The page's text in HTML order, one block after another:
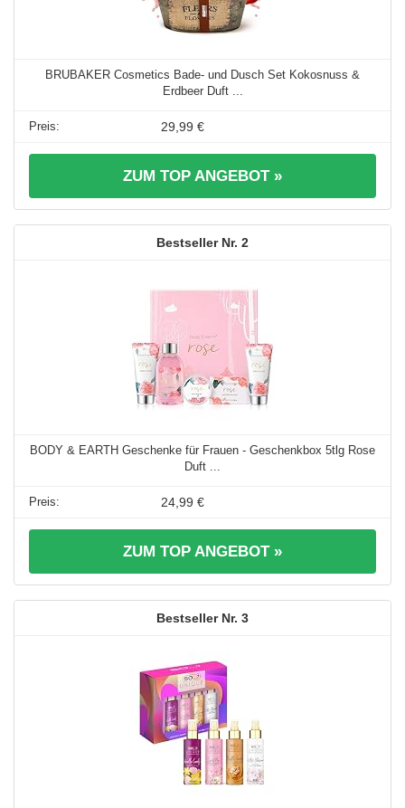
BRUBAKER Cosmetics Bade- und Dusch Set Kokosnuss &
Erdbeer Duft ...
29,99 €
ZUM TOP ANGEBOT »
2
BODY & EARTH Geschenke für Frauen - Geschenkbox 5tlg Rose
Duft ...
24,99 €
ZUM TOP ANGEBOT »
3